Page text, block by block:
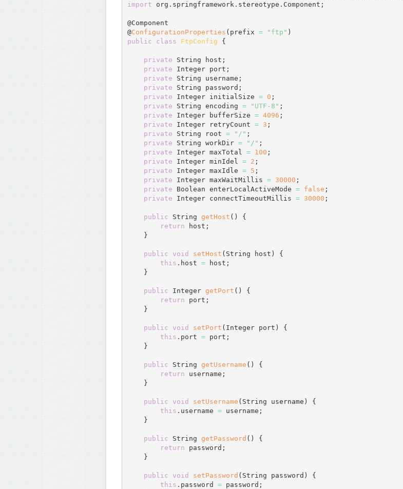
import org . springframework . stereotype . Component ;
@Component
@ConfigurationProperties ( prefix = "ftp" )
public
class FtpConfig {
private String host ;
private Integer port ;
private String username ;
private String password ;
private Integer initialSize = 0 ;
private String encoding = "UTF-8" ;
private Integer bufferSize = 4096 ;
private Integer retryCount = 3 ;
private String root = "/" ;
private String workDir = "/" ;
private Integer maxTotal = 100 ;
private Integer minIdel = 2 ;
private Integer maxIdle = 5 ;
private Integer maxWaitMillis = 30000 ;
private Boolean enterLocalActiveMode = false ;
private Integer connectTimeoutMillis = 30000 ;
public String getHost ( )
{
return host ;
}
public void setHost ( String host )
{
this . host = host ;
}
public Integer getPort ( )
{
return port ;
}
public void setPort ( Integer port )
{
this . port = port ;
}
public String getUsername ( )
{
return username ;
}
public void setUsername ( String username )
{
this . username = username ;
}
public String getPassword ( )
{
return password ;
}
public void setPassword ( String password )
{
this . password = password ;